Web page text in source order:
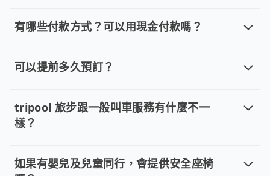
有哪些付款方式？可以用現金付款嗎？
可以提前多久預訂？
tripool 旅步跟一般叫車服務有什麼不一
樣？
如果有嬰兒及兒童同行，會提供安全座椅